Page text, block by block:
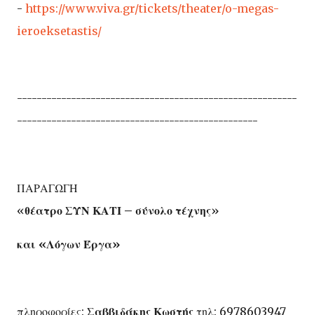
- https://www.viva.gr/tickets/theater/o-megas-
ieroeksetastis/
---------------------------------------------------------
-------------------------------------------------
ΠΑΡΑΓΩΓΗ
«θέατρο ΣΥΝ ΚΑΤΙ – σύνολο τέχνης»
και «Λόγων Έργα»
πληροφορίες: Σαββιδάκης Κωστής τηλ: 6978603947